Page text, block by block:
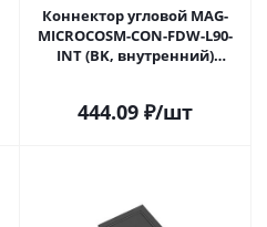
Коннектор угловой MAG-
MICROCOSM-CON-FDW-L90-
INT (BK, внутренний)
444.09 ₽/шт